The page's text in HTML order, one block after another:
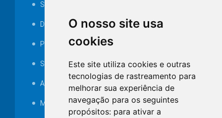
O nosso site usa
cookies
Este site utiliza cookies e outras
tecnologias de rastreamento para
melhorar sua experiência de
navegação para os seguintes
propósitos: para ativar a
Serviços ISS-E
Decretos
Portarias
SAMAE
Audiência pública
MANUTENÇÃO DE ILUMINAÇÃO PÚBLICA